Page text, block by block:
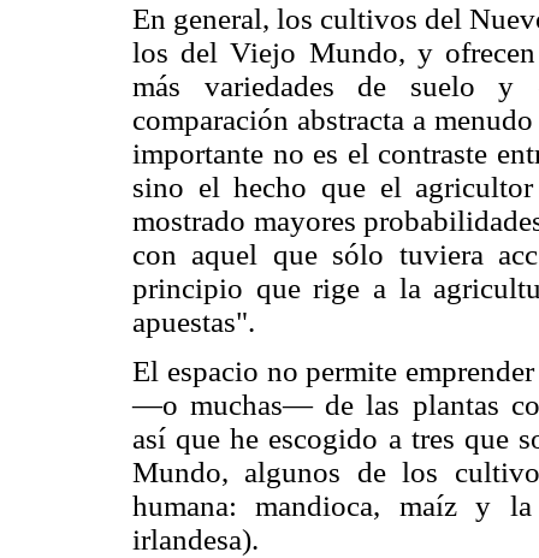
En general, los cultivos del
los del Viejo Mundo, y
más variedades de suelo y
comparación abstracta a
importante no es el contraste
sino el hecho que el
mostrado mayores
con aquel que sólo tuviera
principio que rige a la
apuestas".
El espacio no permite
—o muchas— de las plantas
así que he escogido a tres que
Mundo, algunos de los
humana: mandioca, maíz y
irlandesa).